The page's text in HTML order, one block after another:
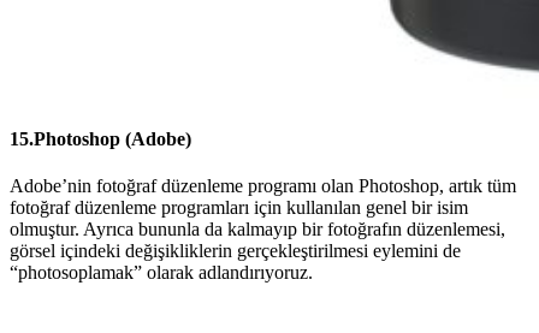
15.Photoshop (Adobe)
Adobe’nin fotoğraf düzenleme programı olan Photoshop, artık tüm
fotoğraf düzenleme programları için kullanılan genel bir isim
olmuştur. Ayrıca bununla da kalmayıp bir fotoğrafın düzenlemesi,
görsel içindeki değişikliklerin gerçekleştirilmesi eylemini de
“photosoplamak” olarak adlandırıyoruz.